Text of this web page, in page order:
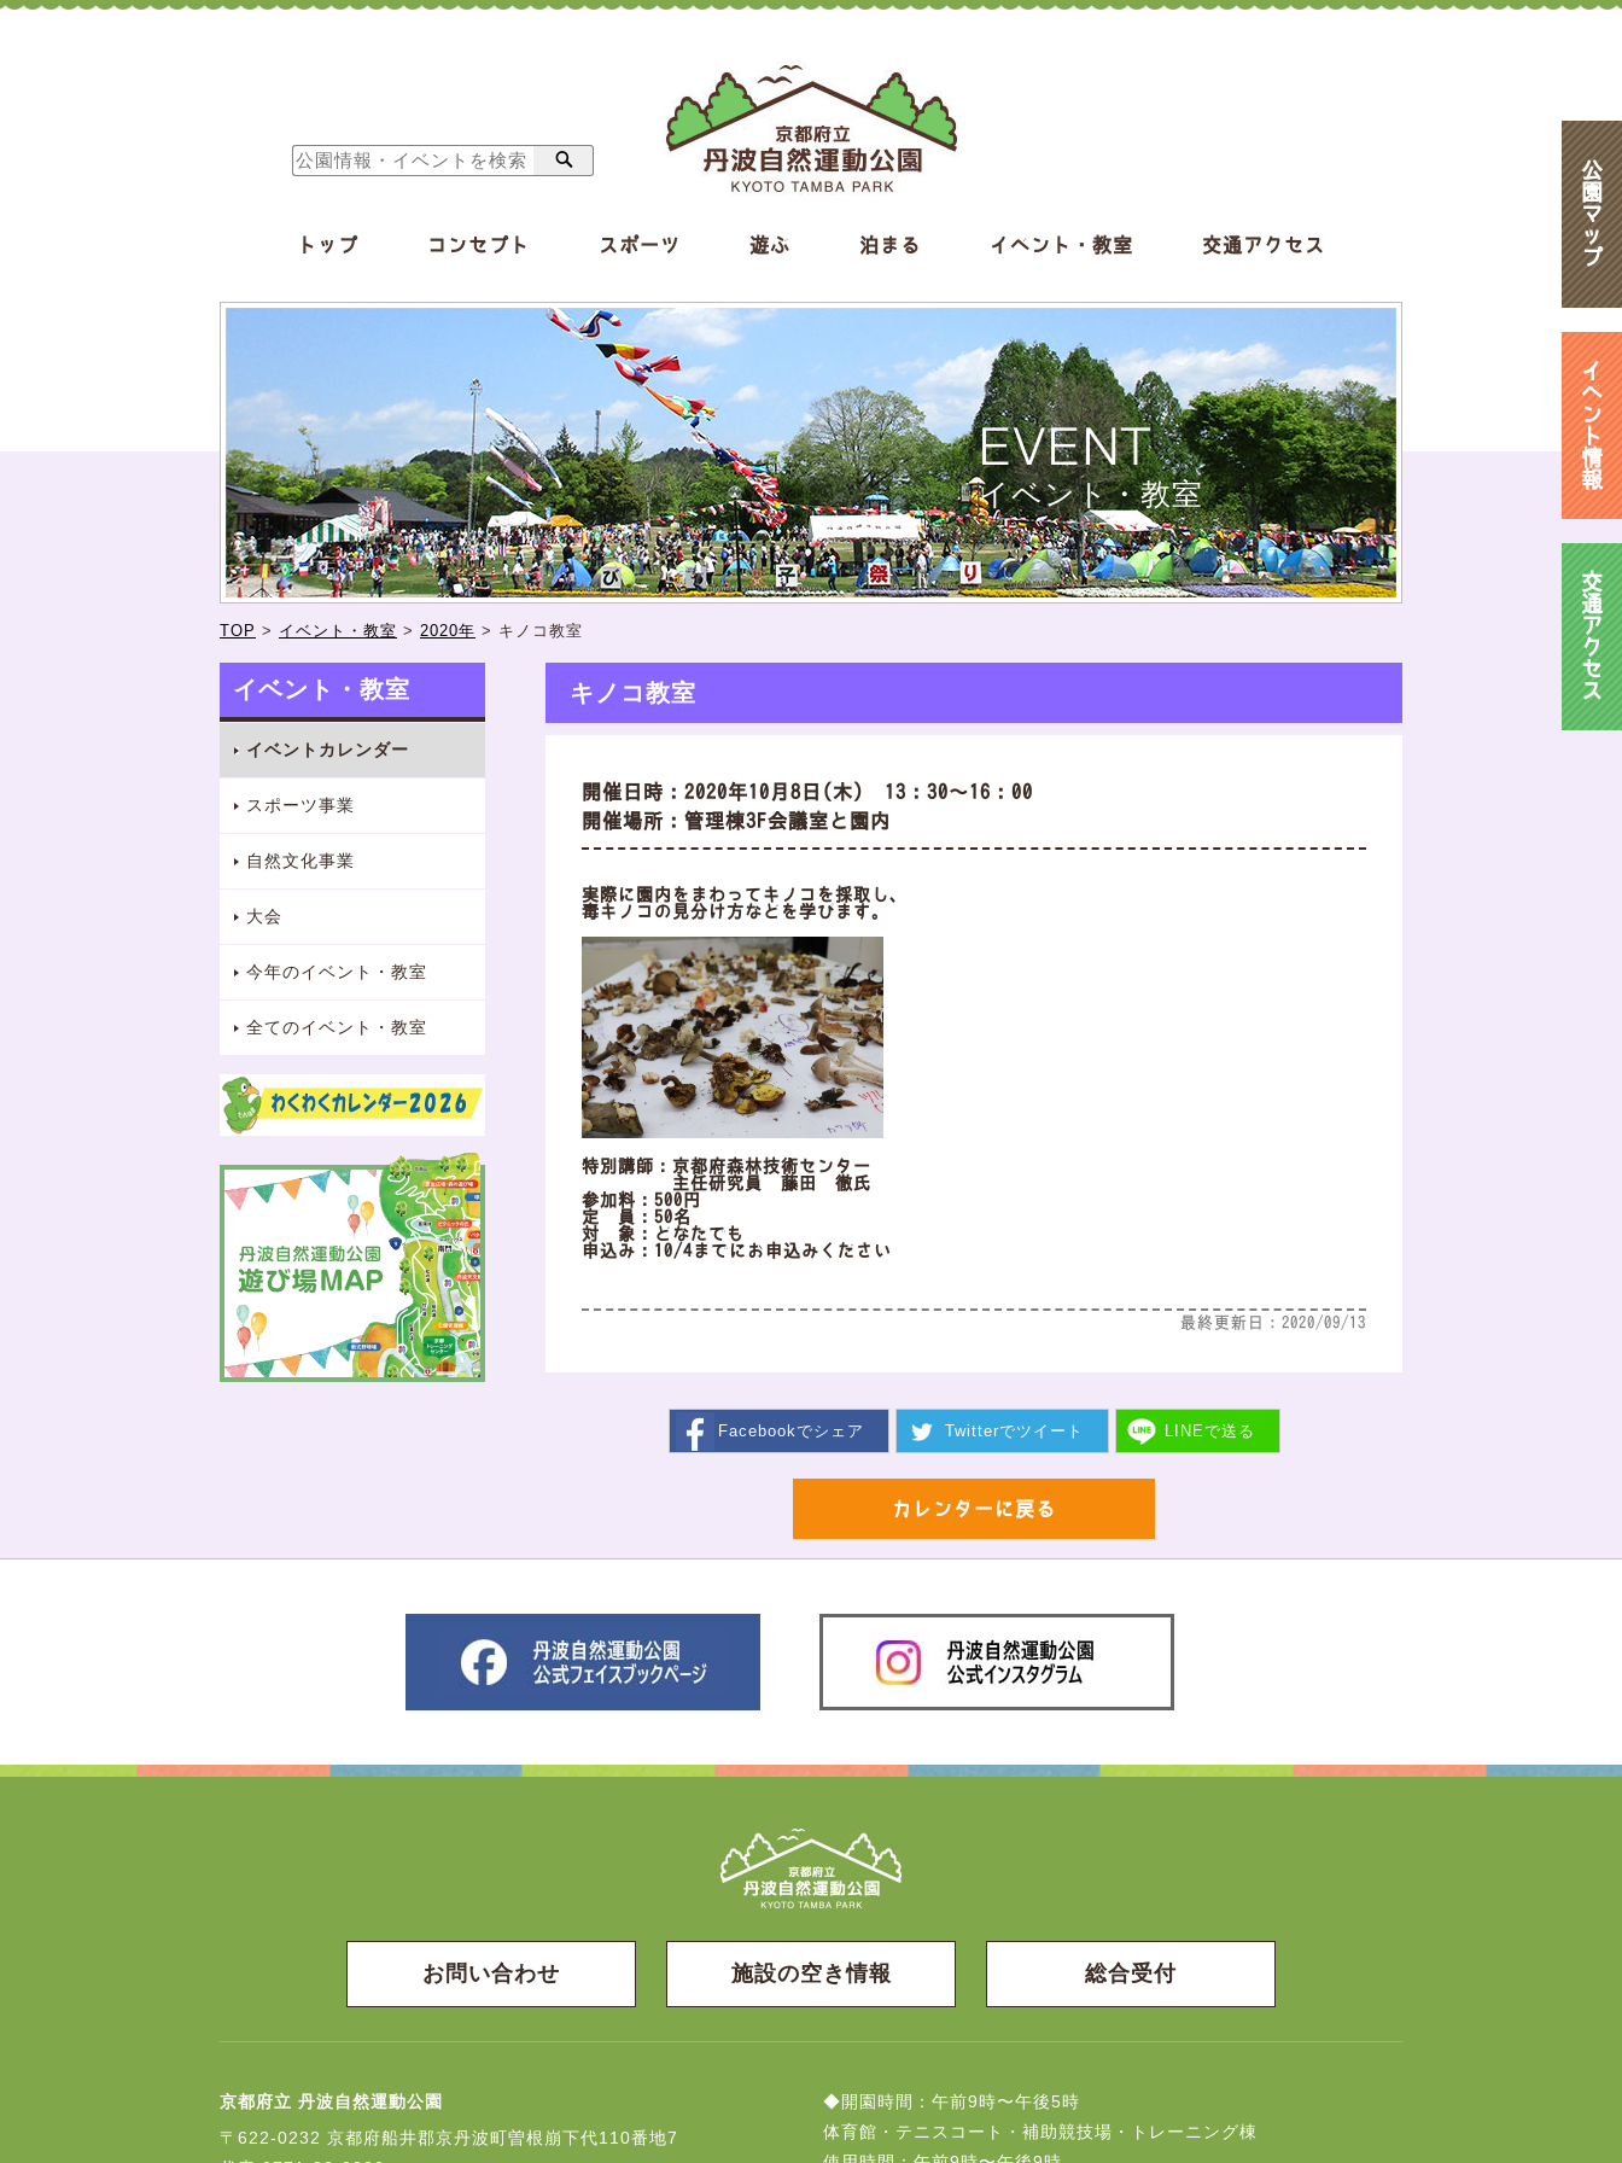
トップ コンセプト スポーツ 遊ぶ 泊まる イベント・教室 交通アクセス
公
園
マ
ッ
プ
イ
ベ
ン
ト
情
報
交
通
ア
ク
セ
ス
EVENT
イベント・教室
TOP > イベント・教室 > 2020年 > キノコ教室
イベント・教室
イベントカレンダー
スポーツ事業
自然文化事業
大会
今年のイベント・教室
全てのイベント・教室
キノコ教室
開催日時：2020年10月8日(木) 13：30～16：00
開催場所：管理棟3F会議室と園内
実際に園内をまわってキノコを採取し、
毒キノコの見分け方などを学びます。
特別講師：京都府森林技術センター
主任研究員 藤田 徹氏
参加料：500円
定 員：50名
対 象：どなたでも
申込み：10/4までにお申込みください
最終更新日：2020/09/13
Facebookでシェア Twitterでツイート LINEで送る
カレンダーに戻る
お問い合わせ 施設の空き情報 総合受付
京都府立 丹波自然運動公園
〒622-0232 京都府船井郡京丹波町曽根崩下代110番地7
◆開園時間：午前9時〜午後5時
体育館・テニスコート・補助競技場・トレーニング棟